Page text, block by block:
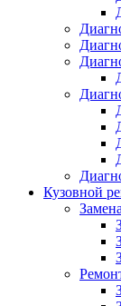
Кузовной